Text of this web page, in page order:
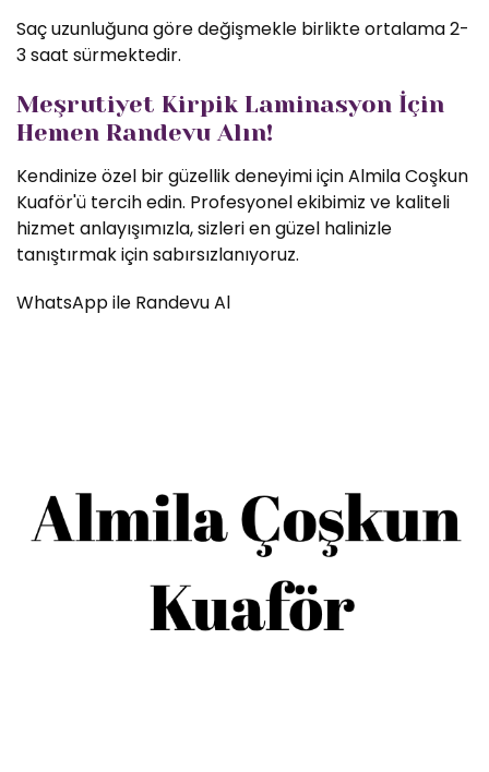
Saç uzunluğuna göre değişmekle birlikte ortalama 2-
3 saat sürmektedir.
Meşrutiyet Kirpik Laminasyon İçin
Hemen Randevu Alın!
Kendinize özel bir güzellik deneyimi için Almila Coşkun
Kuaför'ü tercih edin. Profesyonel ekibimiz ve kaliteli
hizmet anlayışımızla, sizleri en güzel halinizle
tanıştırmak için sabırsızlanıyoruz.
WhatsApp ile Randevu Al